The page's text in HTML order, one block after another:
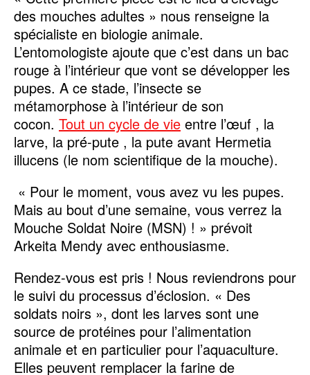
des mouches adultes » nous renseigne la
spécialiste en biologie animale.
L’entomologiste ajoute que c’est dans un bac
rouge à l’intérieur que vont se développer les
pupes. A ce stade, l’insecte se
métamorphose à l’intérieur de son
cocon. Tout un cycle de vie entre l’œuf , la
larve, la pré-pute , la pute avant Hermetia
illucens (le nom scientifique de la mouche).
« Pour le moment, vous avez vu les pupes.
Mais au bout d’une semaine, vous verrez la
Mouche Soldat Noire (MSN) ! » prévoit
Arkeita Mendy avec enthousiasme.
Rendez-vous est pris ! Nous reviendrons pour
le suivi du processus d’éclosion. « Des
soldats noirs », dont les larves sont une
source de protéines pour l’alimentation
animale et en particulier pour l’aquaculture.
Elles peuvent remplacer la farine de